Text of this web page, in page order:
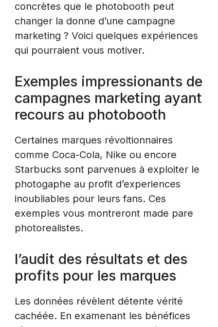
concrètes que le photobooth peut
changer la donne d’une campagne
marketing ? Voici quelques expériences
qui pourraient vous motiver.
Exemples impressionants de
campagnes marketing ayant
recours au photobooth
Certaines marques révoltionnaires
comme Coca-Cola, Nike ou encore
Starbucks sont parvenues à exploiter le
photogaphe au profit d’experiences
inoubliables pour leurs fans. Ces
exemples vous montreront made pare
photorealistes.
l’audit des résultats et des
profits pour les marques
Les données révèlent détente vérité
cachéée. En examenant les bénéfices